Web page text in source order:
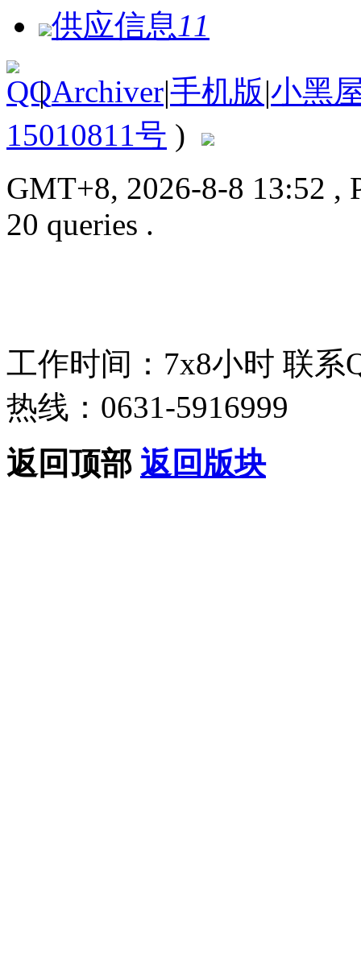
供应信息 11
| Archiver|手机版|小黑
15010811号 )
GMT+8, 2026-8-8 13:52 ,
20 queries .
工作时间：7x8小时 联系
热线：0631-5916999
返回顶部 返回版块